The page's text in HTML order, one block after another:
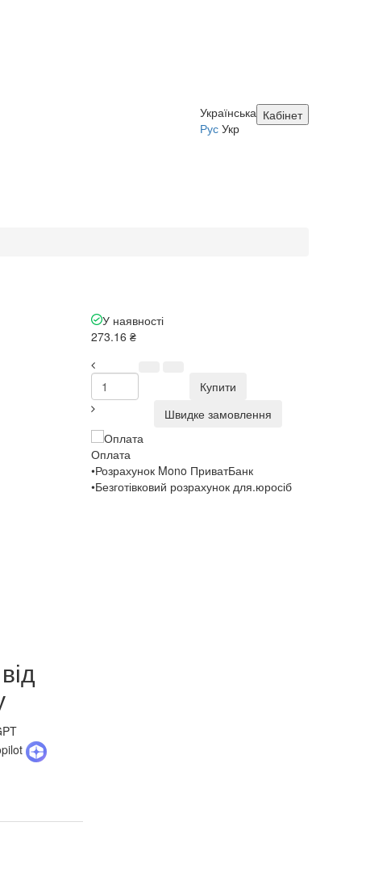
Кабінет
Українська
Рус Укр
У наявності
273.16 ₴
Купити
Швидке замовлення
Оплата
•Розрахунок Mono ПриватБанк
•Безготівковий розрахунок для.юросіб